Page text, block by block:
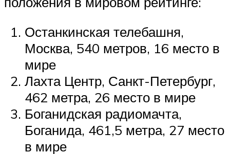
Останкинская телебашня,
Москва, 540 метров, 16 место в
мире
Лахта Центр, Санкт-Петербург,
462 метра, 26 место в мире
Боганидская радиомачта,
Боганида, 461,5 метра, 27 место
в мире